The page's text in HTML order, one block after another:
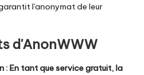
l'anonymat de leur
d'AnonWWW
: En tant que service gratuit, la